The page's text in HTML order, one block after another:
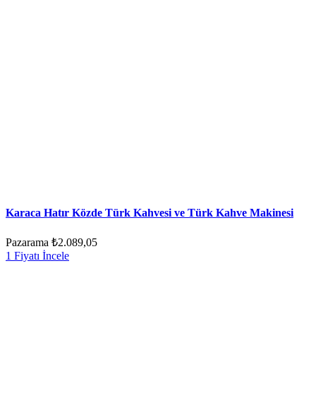
Karaca Hatır Közde Türk Kahvesi ve Türk Kahve Makinesi
Pazarama ₺2.089,05
1 Fiyatı İncele